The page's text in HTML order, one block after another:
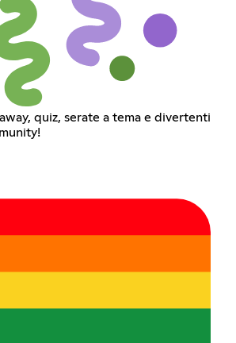
quiz, serate a tema e divertenti